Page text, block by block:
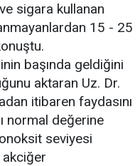
sigara kullanan
15 - 25
başında geldiğini
aktaran Uz. Dr.
itibaren faydasını
normal değerine
seviyesi